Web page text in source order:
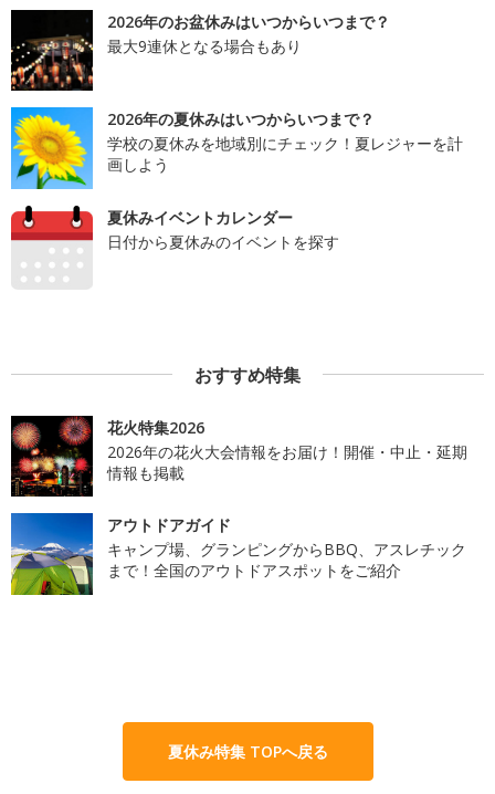
2026年のお盆休みはいつからいつまで？
最大9連休となる場合もあり
2026年の夏休みはいつからいつまで？
学校の夏休みを地域別にチェック！夏レジャーを計
画しよう
夏休みイベントカレンダー
日付から夏休みのイベントを探す
おすすめ特集
花火特集2026
2026年の花火大会情報をお届け！開催・中止・延期
情報も掲載
アウトドアガイド
キャンプ場、グランピングからBBQ、アスレチック
まで！全国のアウトドアスポットをご紹介
夏休み特集 TOPへ戻る